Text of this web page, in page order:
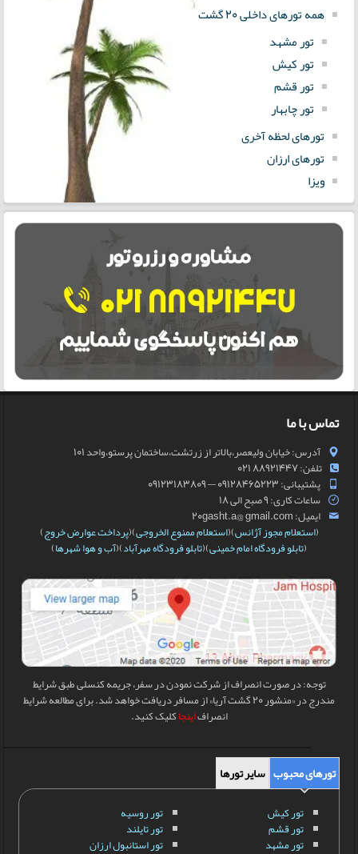
همه تورهای داخلی 20 گشت
تور مشهد
تور کیش
تور قشم
تور چابهار
تورهای لحظه آخری
تورهای ارزان
ویزا
تماس با ما
آدرس: خیابان ولیعصر،بالاتر از زرتشت،ساختمان پرستو،واحد 101
تلفن: 88921447 021
پشتیبانی: 09128465223 — 09123183809
ساعات کاری: 9 صبح الی 18
ایمیل: 20gasht.a@ gmail.com
(استعلام مجوز آژانس)(استعلام ممنوع الخروجی)(پرداخت عوارض خروج)
(تابلو فرودگاه امام خمینی)(تابلو فرودگاه مهرآباد)(آب و هوا شهرها)
توجه: در صورت انصراف از شرکت نمودن در سفر، جریمه کنسلی طبق شرایط
مندرج در «منشور 20 گشت آریا» از مسافر دریافت خواهد شد. برای مطالعه شرایط
انصرافاینجاکلیک کنید.
تورهای محبوب سایر تورها
تور کیش
تور قشم
تور مشهد
تور روسیه
تور تایلند
تور استانبول ارزان